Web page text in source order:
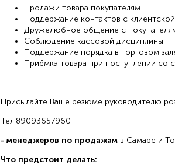
Продажи товара покупателям
Поддержание контактов с
Дружелюбное общение с
Соблюдение кассовой дисциплины
Поддержание порядка в торговом
Приёмка товара при поступлении со
Присылайте Ваше резюме руководителю
Тел.89093657960
- менеджеров по продажамв Самаре и
Что предстоит делать: